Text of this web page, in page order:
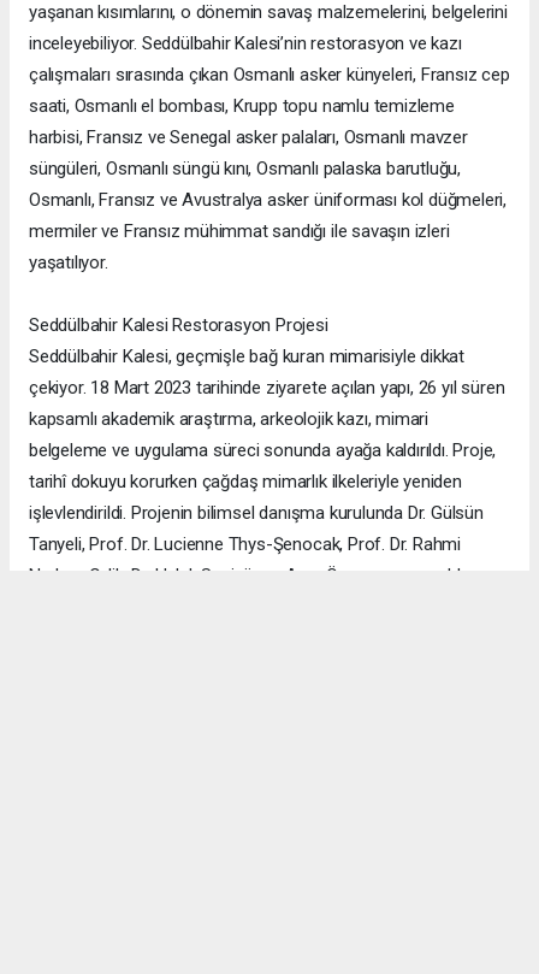
yaşanan kısımlarını, o dönemin savaş malzemelerini, belgelerini
inceleyebiliyor. Seddülbahir Kalesi’nin restorasyon ve kazı
çalışmaları sırasında çıkan Osmanlı asker künyeleri, Fransız cep
saati, Osmanlı el bombası, Krupp topu namlu temizleme
harbisi, Fransız ve Senegal asker palaları, Osmanlı mavzer
süngüleri, Osmanlı süngü kını, Osmanlı palaska barutluğu,
Osmanlı, Fransız ve Avustralya asker üniforması kol düğmeleri,
mermiler ve Fransız mühimmat sandığı ile savaşın izleri
yaşatılıyor.
Seddülbahir Kalesi Restorasyon Projesi
Seddülbahir Kalesi, geçmişle bağ kuran mimarisiyle dikkat
çekiyor. 18 Mart 2023 tarihinde ziyarete açılan yapı, 26 yıl süren
kapsamlı akademik araştırma, arkeolojik kazı, mimari
belgeleme ve uygulama süreci sonunda ayağa kaldırıldı. Proje,
tarihî dokuyu korurken çağdaş mimarlık ilkeleriyle yeniden
işlevlendirildi. Projenin bilimsel danışma kurulunda Dr. Gülsün
Tanyeli, Prof. Dr. Lucienne Thys-Şenocak, Prof. Dr. Rahmi
Nurhan Çelik, Dr. Haluk Sesigür ve Arzu Özsavaşcı yer aldı.